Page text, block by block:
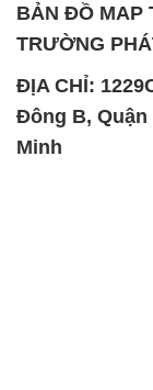
BẢN ĐỒ MAP
TRƯỜNG
ĐỊA CHỈ:
Đông B, Quận
Minh